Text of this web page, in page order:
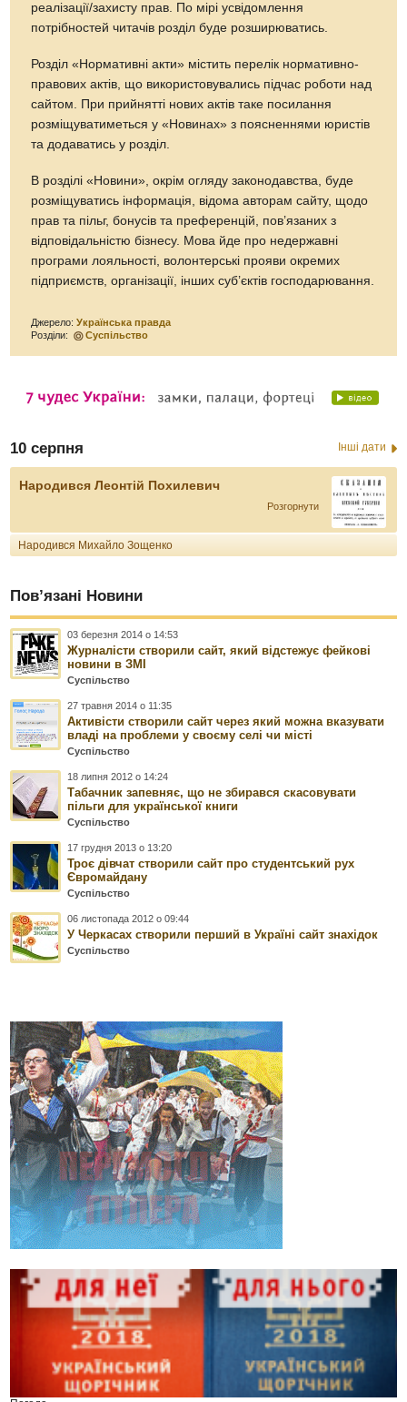
реалізації/захисту прав. По мірі усвідомлення
потрібностей читачів розділ буде розширюватись.
Розділ «Нормативні акти» містить перелік нормативно-
правових актів, що використовувались підчас роботи над
сайтом. При прийнятті нових актів таке посилання
розміщуватиметься у «Новинах» з поясненнями юристів
та додаватись у розділ.
В розділі «Новини», окрім огляду законодавства, буде
розміщуватись інформація, відома авторам сайту, щодо
прав та пільг, бонусів та преференцій, пов’язаних з
відповідальністю бізнесу. Мова йде про недержавні
програми лояльності, волонтерські прояви окремих
підприємств, організації, інших суб’єктів господарювання.
Джерело:Українська правда
Розділи:
Суспільство
10 серпня Інші дати
Народився Леонтій Похилевич
Розгорнути
Народився Михайло Зощенко
Пов’язані Новини
03 березня 2014 о 14:53
Журналісти створили сайт, який відстежує фейкові
новини в ЗМІ
Суспільство
27 травня 2014 о 11:35
Активісти створили сайт через який можна вказувати
владі на проблеми у своєму селі чи місті
Суспільство
18 липня 2012 о 14:24
Табачник запевняє, що не збирався скасовувати
пільги для української книги
Суспільство
17 грудня 2013 о 13:20
Троє дівчат створили сайт про студентський рух
Євромайдану
Суспільство
06 листопада 2012 о 09:44
У Черкасах створили перший в Україні сайт знахідок
Суспільство